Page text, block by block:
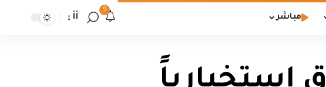
مباشر
9
أأ